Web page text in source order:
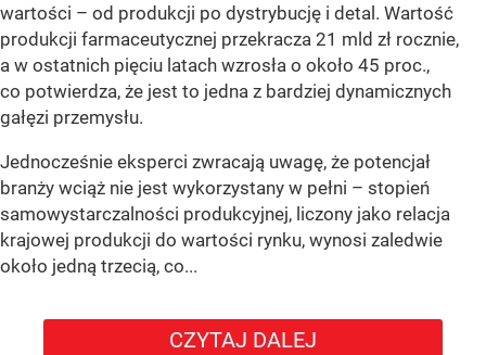
wartości – od produkcji po dystrybucję i detal. Wartość
produkcji farmaceutycznej przekracza 21 mld zł rocznie,
a w ostatnich pięciu latach wzrosła o około 45 proc.,
co potwierdza, że jest to jedna z bardziej dynamicznych
gałęzi przemysłu.
Jednocześnie eksperci zwracają uwagę, że potencjał
branży wciąż nie jest wykorzystany w pełni – stopień
samowystarczalności produkcyjnej, liczony jako relacja
krajowej produkcji do wartości rynku, wynosi zaledwie
około jedną trzecią, co...
CZYTAJ DALEJ